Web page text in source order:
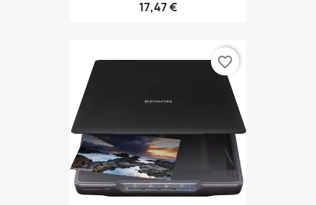
17,47 €
favorite_border